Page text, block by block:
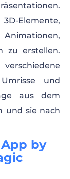
Elemente,
zu erstellen.
Umrisse und
aus dem
und sie nach
by